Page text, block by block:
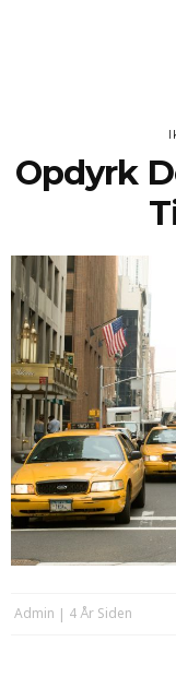
Opdyrk
Admin 4 År Siden